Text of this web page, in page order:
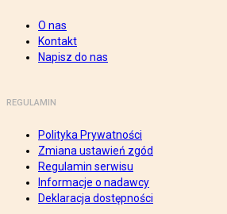
O nas
Kontakt
Napisz do nas
REGULAMIN
Polityka Prywatności
Zmiana ustawień zgód
Regulamin serwisu
Informacje o nadawcy
Deklaracja dostępności